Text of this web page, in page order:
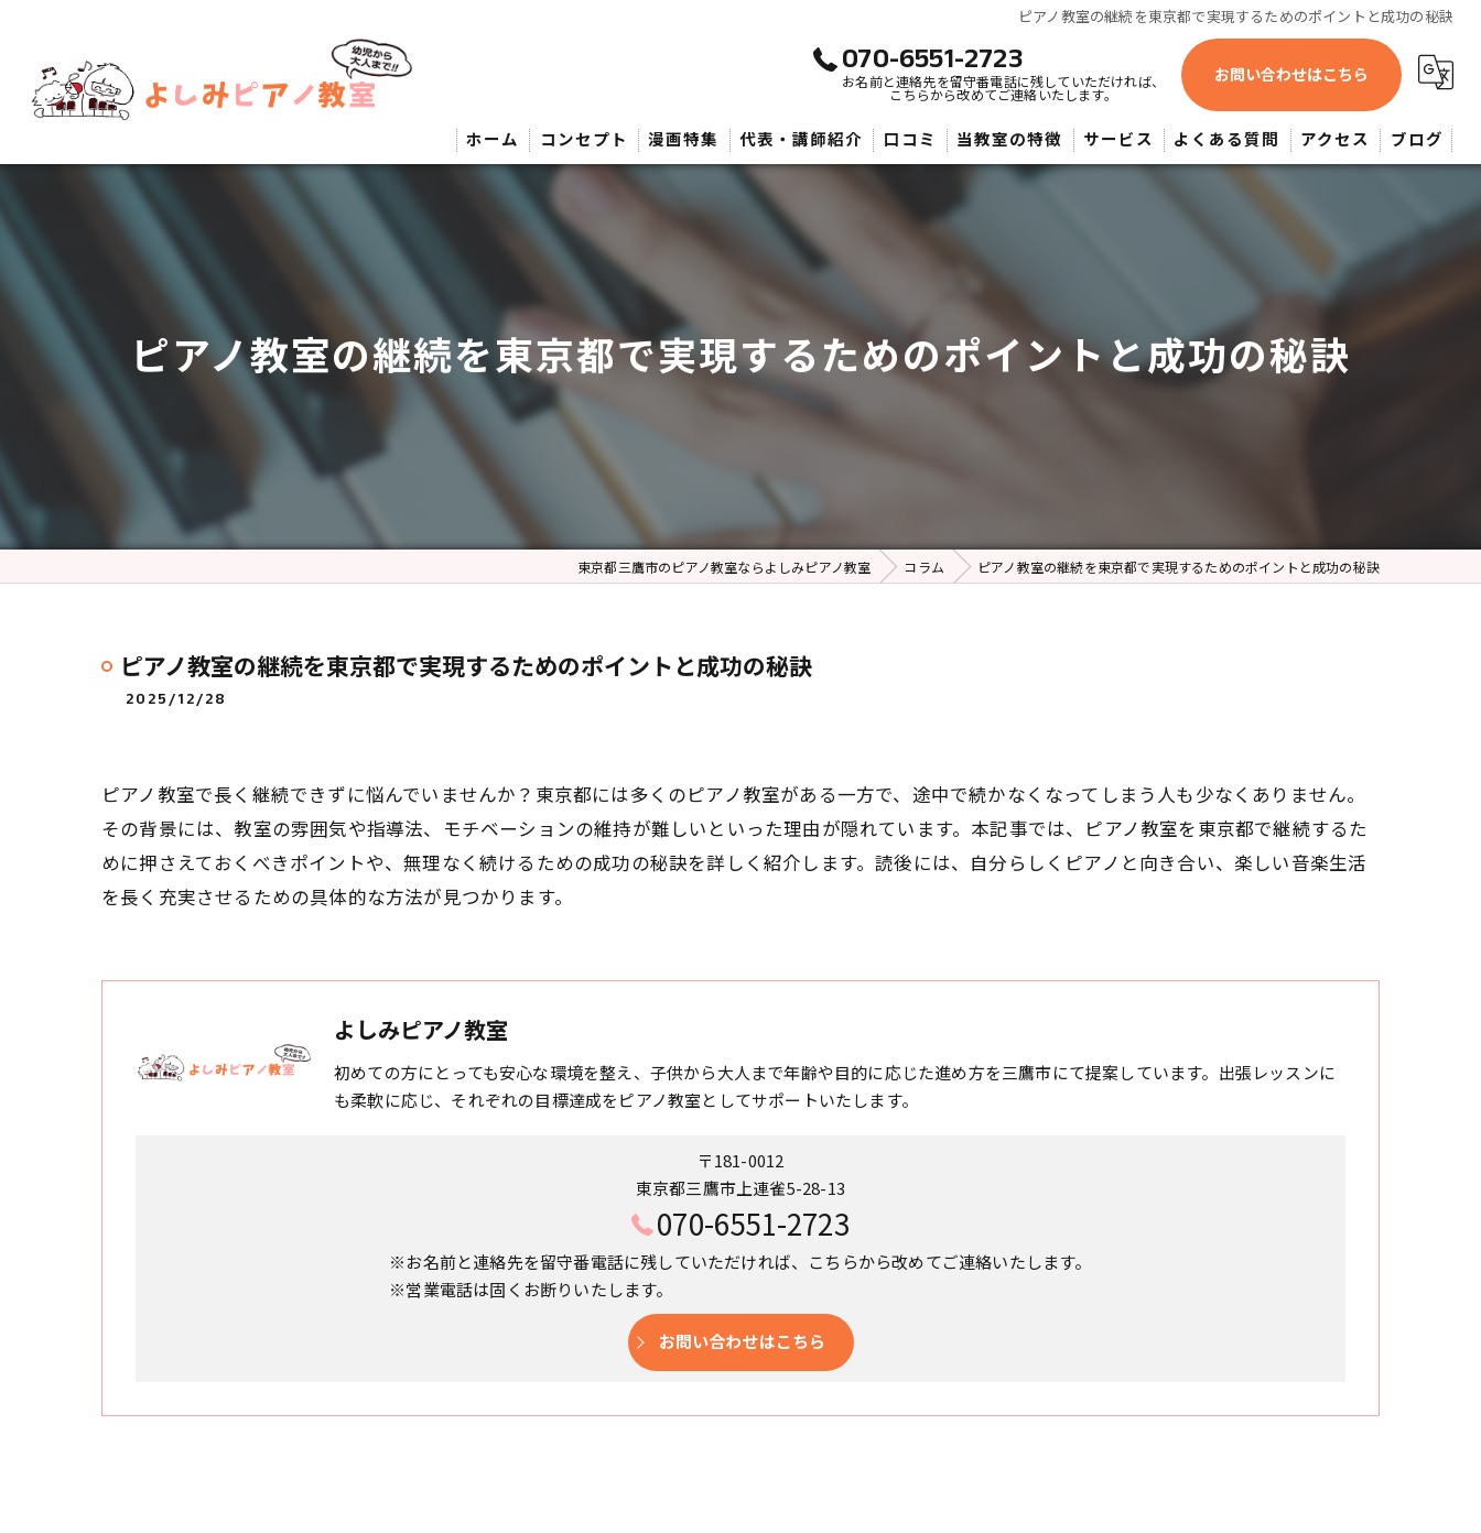
ピアノ教室の継続を東京都で実現するためのポイントと成功の秘訣
070-6551-2723
お名前と連絡先を留守番電話に残していただければ、
こちらから改めてご連絡いたします。
お問い合わせはこちら
ホーム コンセプト 漫画特集 代表・講師紹介 口コミ 当教室の特徴
初心者
サービス よくある質問 アクセス ブログ
ピアノ教室の継続を東京都で実現するためのポイントと成功の秘訣
東京都三鷹市のピアノ教室ならよしみピアノ教室 コラム ピアノ教室の継続を東京都で実現するためのポイントと成功の秘訣
ピアノ教室の継続を東京都で実現するためのポイントと成功の秘訣
2025/12/28
ピアノ教室で長く継続できずに悩んでいませんか？東京都には多くのピアノ教室がある一方で、途中で続かなくなってしまう人も少なくありません。
その背景には、教室の雰囲気や指導法、モチベーションの維持が難しいといった理由が隠れています。本記事では、ピアノ教室を東京都で継続するた
めに押さえておくべきポイントや、無理なく続けるための成功の秘訣を詳しく紹介します。読後には、自分らしくピアノと向き合い、楽しい音楽生活
を長く充実させるための具体的な方法が見つかります。
よしみピアノ教室
初めての方にとっても安心な環境を整え、子供から大人まで年齢や目的に応じた進め方を三鷹市にて提案しています。出張レッスンに
も柔軟に応じ、それぞれの目標達成をピアノ教室としてサポートいたします。
〒181-0012
東京都三鷹市上連雀5-28-13
070-6551-2723
※お名前と連絡先を留守番電話に残していただければ、こちらから改めてご連絡いたします。
※営業電話は固くお断りいたします。
お問い合わせはこちら